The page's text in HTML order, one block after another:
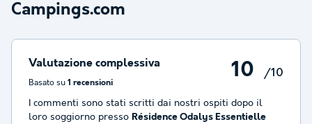
Campings.com
Valutazione complessiva
Basato su 1 recensioni
10 /10
I commenti sono stati scritti dai nostri ospiti dopo il
loro soggiorno presso Résidence Odalys Essentielle